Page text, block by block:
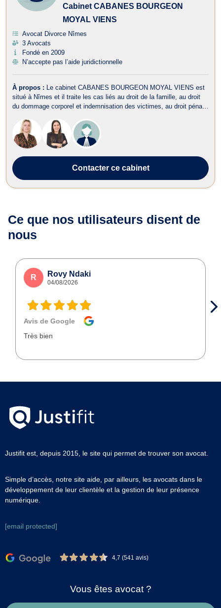
Cabinet CABANES BOURGEON
MOYAL VIENS
Avocat Divorce Nîmes
3 Avocats
Fondé en 2009
N’accepte pas l’aide juridictionnelle
À propos :
Le cabinet CABANES BOURGEON MOYAL VIENS est
situé à Nîmes et il traite les cas liés au droit de la famille, au droit
du dommage corporel et indemnisation des victimes, au droit pénal,
droit de la famille, le cabinet vous accompagne pour toutes les
procéd...
Contacterce cabinet
Ce que nos utilisateurs disent de
nous
R Rovy Ndaki
04/08/2026
Avis de Google
Très bien
Justifit est, depuis 2015, le site qui permet de trouver son avocat.
Simple d’accès, notre site aide, par ailleurs, les avocats dans le
développement de leur clientèle et la gestion de leur présence
numérique.
[email protected]
4,7 (541 avis)
Vous êtes avocat ?